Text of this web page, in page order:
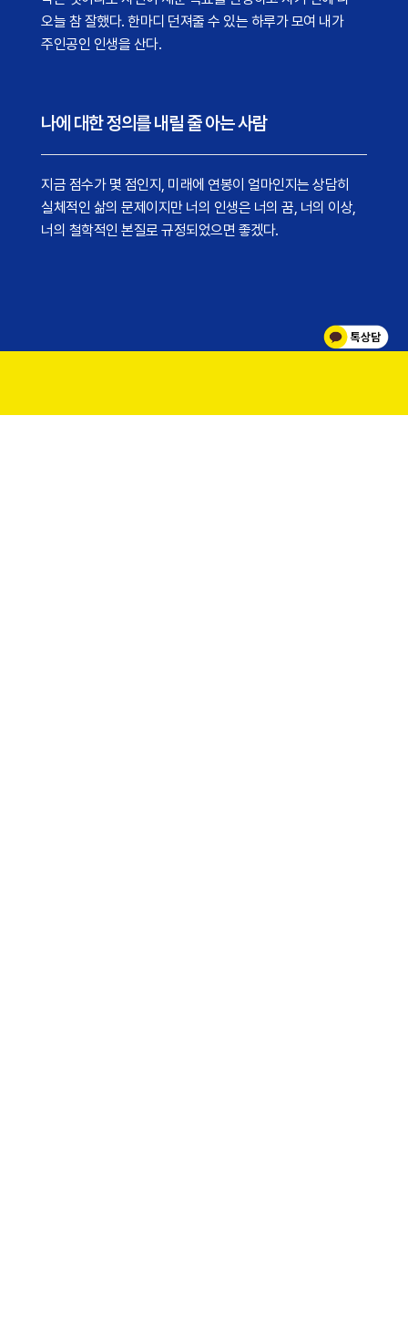
오늘 참 잘했다. 한마디 던져줄 수 있는 하루가 모여 내가
주인공인 인생을 산다.
나에 대한 정의를 내릴 줄 아는 사람
지금 점수가 몇 점인지, 미래에 연봉이 얼마인지는 상담히
실체적인 삶의 문제이지만 너의 인생은 너의 꿈, 너의 이상,
너의 철학적인 본질로 규정되었으면 좋겠다.